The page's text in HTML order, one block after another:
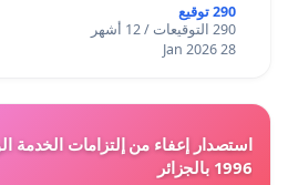
290 توقيع
290 التوقيعات / 12 أشهر
28 Jan 2026
1996 بالجزائر